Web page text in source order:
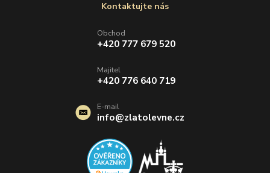
Kontaktujte nás
Obchod
+420 777 679 520
Majitel
+420 776 640 719
E-mail
info@zlatolevne.cz